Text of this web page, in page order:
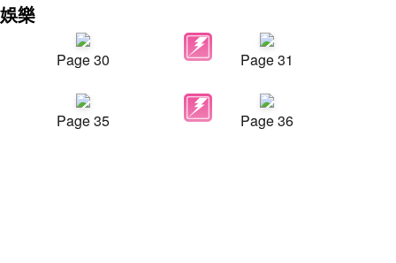
娛樂
Page 30 Page 31
Page 35 Page 36